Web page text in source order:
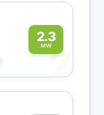
2.3
MW
2